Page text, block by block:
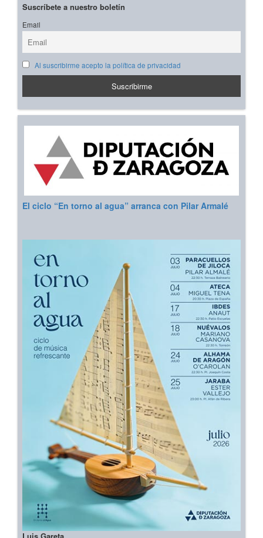
Suscríbete a nuestro boletín
Email
Al suscribirme acepto la política de privacidad
El ciclo “En torno al agua” arranca con Pilar Armalé